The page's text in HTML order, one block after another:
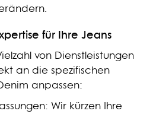
für Ihre Jeans
von Dienstleistungen
an die spezifischen
anpassen:
Wir kürzen Ihre